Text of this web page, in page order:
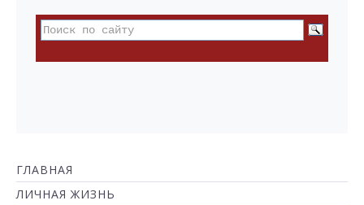
ГЛАВНАЯ
ЛИЧНАЯ ЖИЗНЬ